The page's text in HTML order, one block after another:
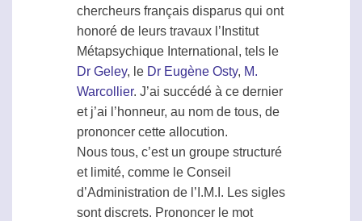
chercheurs français disparus qui ont
honoré de leurs travaux l’Institut
Métapsychique International, tels le
Dr Geley, le Dr Eugène Osty, M.
Warcollier. J’ai succédé à ce dernier
et j’ai l’honneur, au nom de tous, de
prononcer cette allocution.
Nous tous, c’est un groupe structuré
et limité, comme le Conseil
d’Administration de l’I.M.I. Les sigles
sont discrets. Prononcer le mot